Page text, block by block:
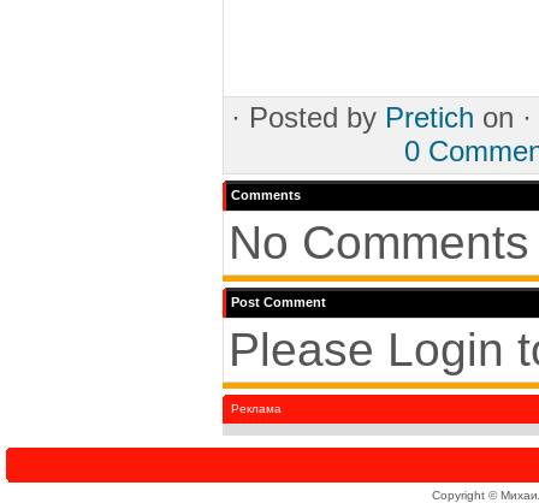
· Posted by Pretich on ·
0
Comments
No
Post Comment
Please Login
Реклама
Copyright ©